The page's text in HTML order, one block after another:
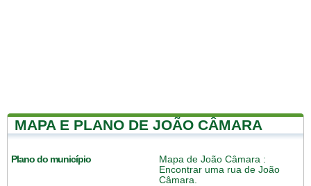
MAPA E PLANO DE JOÃO CÂMARA
Plano do município Mapa de João Câmara :
Encontrar uma rua de João
Câmara.